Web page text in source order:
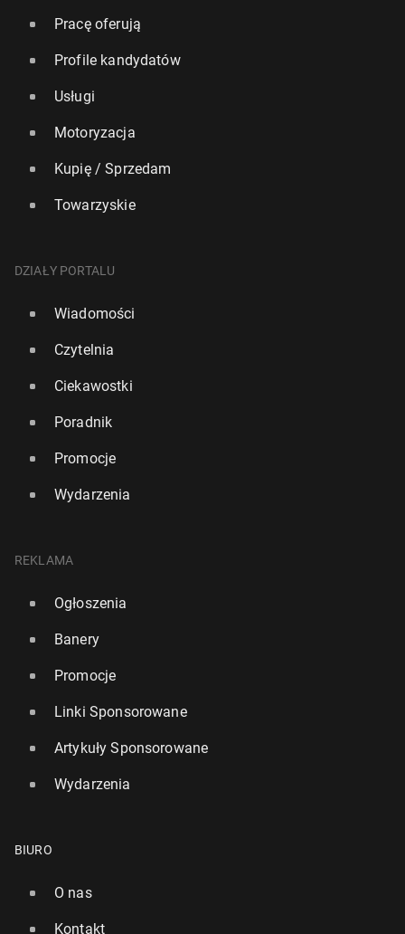
Pracę oferują
Profile kandydatów
Usługi
Motoryzacja
Kupię / Sprzedam
Towarzyskie
DZIAŁY PORTALU
Wiadomości
Czytelnia
Ciekawostki
Poradnik
Promocje
Wydarzenia
REKLAMA
Ogłoszenia
Banery
Promocje
Linki Sponsorowane
Artykuły Sponsorowane
Wydarzenia
BIURO
O nas
Kontakt